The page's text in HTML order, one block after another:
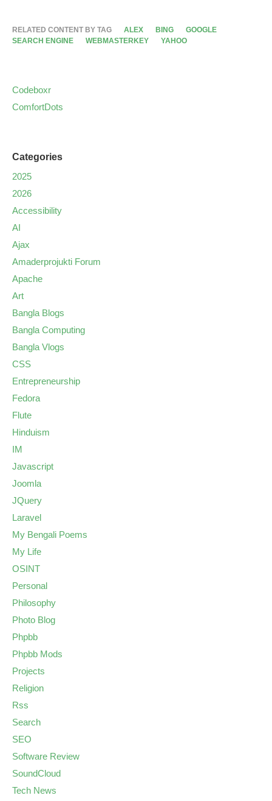
RELATED CONTENT BY TAG ALEX BING
GOOGLE
SEARCH ENGINE
WEBMASTERKEY YAHOO
Codeboxr
ComfortDots
Categories
2025
2026
Accessibility
AI
Ajax
Amaderprojukti Forum
Apache
Art
Bangla Blogs
Bangla Computing
Bangla Vlogs
CSS
Entrepreneurship
Fedora
Flute
Hinduism
IM
Javascript
Joomla
JQuery
Laravel
My Bengali Poems
My Life
OSINT
Personal
Philosophy
Photo Blog
Phpbb
Phpbb Mods
Projects
Religion
Rss
Search
SEO
Software Review
SoundCloud
Tech News